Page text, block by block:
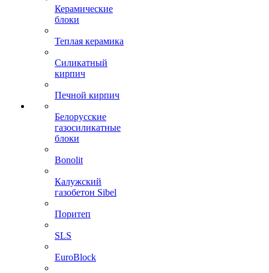
Керамические
блоки
Теплая керамика
Силикатный
кирпич
Печной кирпич
Белорусские
газосиликатные
блоки
Bonolit
Калужский
газобетон Sibel
Поритеп
SLS
EuroBlock